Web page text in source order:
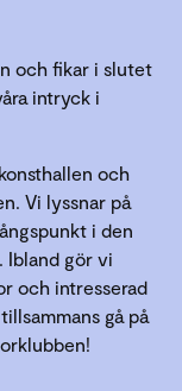
och fikar i slutet
intryck i
och
Vi lyssnar på
i den
Ibland gör vi
och intresserad
gå på